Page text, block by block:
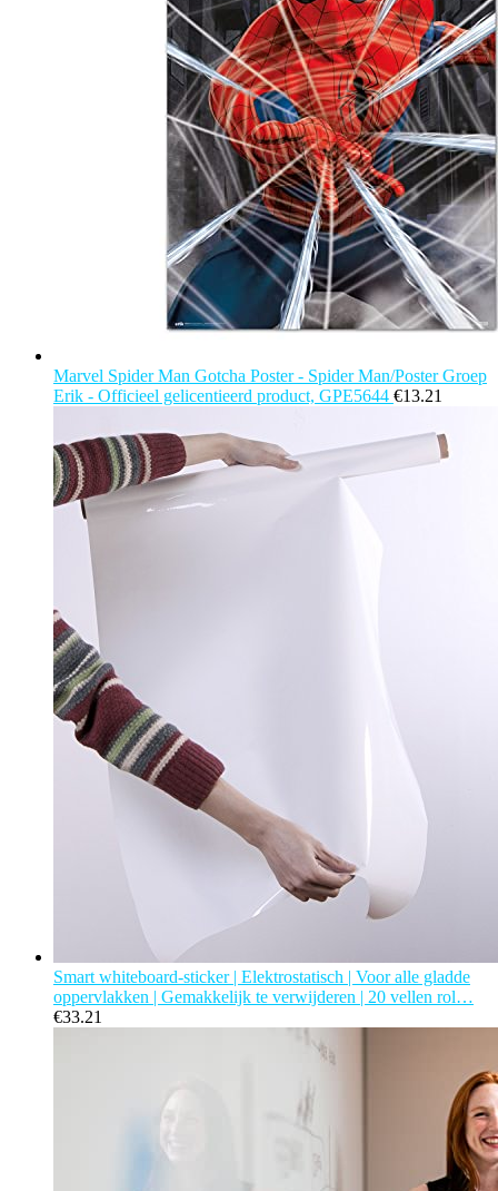
Marvel Spider Man Gotcha Poster - Spider Man/Poster Groep
Erik - Officieel gelicentieerd product, GPE5644 €13.21
Smart whiteboard-sticker | Elektrostatisch | Voor alle gladde
oppervlakken | Gemakkelijk te verwijderen | 20 vellen rol…
€33.21